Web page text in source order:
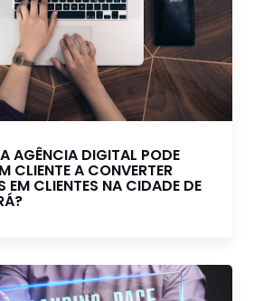
AGÊNCIA DIGITAL PODE
CLIENTE A CONVERTER
EM CLIENTES NA CIDADE DE